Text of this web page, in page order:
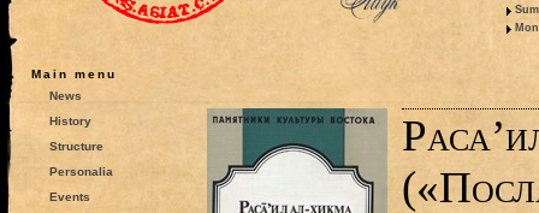
Main menu
News
History
Structure
Personalia
Events